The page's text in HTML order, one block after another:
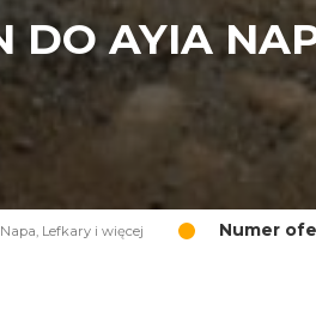
DO AYIA
Lefkary i więcej Numer